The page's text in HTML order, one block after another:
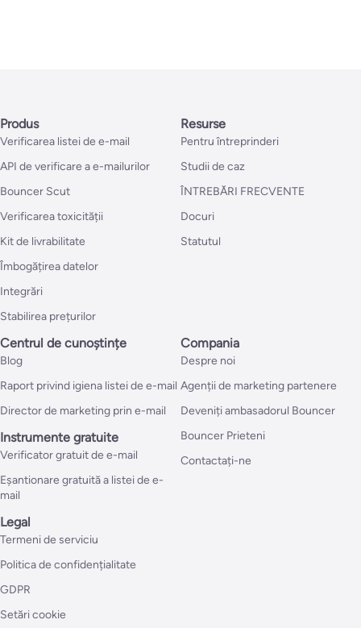
Produs
Verificarea listei de e-mail
API de verificare a e-mailurilor
Bouncer Scut
Verificarea toxicității
Kit de livrabilitate
Îmbogățirea datelor
Integrări
Stabilirea prețurilor
Resurse
Pentru întreprinderi
Studii de caz
ÎNTREBĂRI FRECVENTE
Docuri
Statutul
Centrul de cunoștințe
Blog
Raport privind igiena listei de e-mail
Director de marketing prin e-mail
Instrumente gratuite
Verificator gratuit de e-mail
Eșantionare gratuită a listei de e-
mail
Compania
Despre noi
Agenții de marketing partenere
Deveniți ambasadorul Bouncer
Bouncer Prieteni
Contactați-ne
Legal
Termeni de serviciu
Politica de confidențialitate
GDPR
Setări cookie